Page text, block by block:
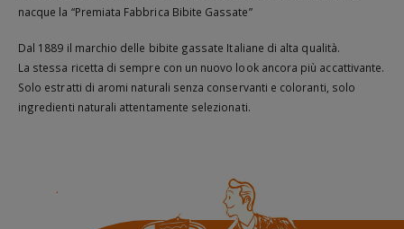
nacque la “Premiata Fabbrica Bibite Gassate”
Dal 1889 il marchio delle bibite gassate Italiane di alta qualità.
La stessa ricetta di sempre con un nuovo look ancora più accattivante.
Solo estratti di aromi naturali senza conservanti e coloranti, solo
ingredienti naturali attentamente selezionati.